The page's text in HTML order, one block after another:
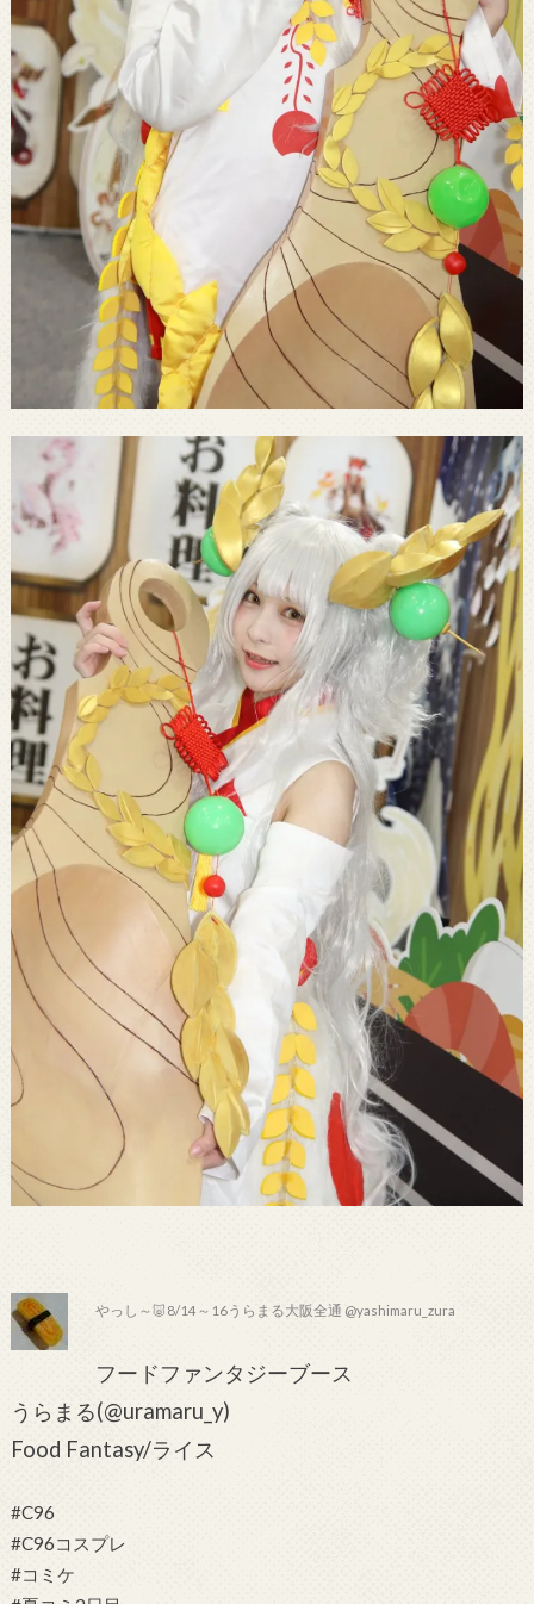
やっし～🐷8/14～16うらまる大阪全通 @yashimaru_zura
フードファンタジーブース
うらまる(@uramaru_y)
Food Fantasy/ライス
#C96
#C96コスプレ
#コミケ